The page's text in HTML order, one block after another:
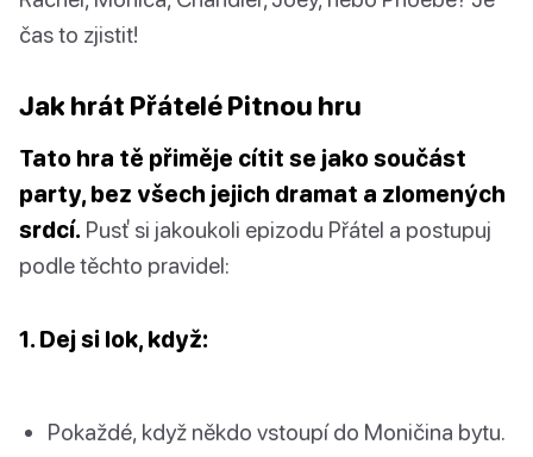
čas to zjistit!
Jak hrát Přátelé Pitnou hru
Tato hra tě přiměje cítit se jako součást
party, bez všech jejich dramat a zlomených
srdcí. Pusť si jakoukoli epizodu Přátel a postupuj
podle těchto pravidel:
1. Dej si lok, když:
Pokaždé, když někdo vstoupí do Moničina bytu.